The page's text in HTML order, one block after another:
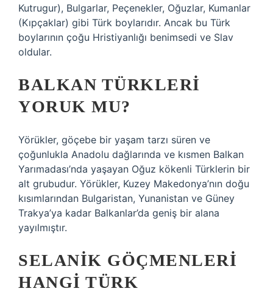
Kutrugur), Bulgarlar, Peçenekler, Oğuzlar, Kumanlar
(Kıpçaklar) gibi Türk boylarıdır. Ancak bu Türk
boylarının çoğu Hristiyanlığı benimsedi ve Slav
oldular.
BALKAN TÜRKLERI
YORUK MU?
Yörükler, göçebe bir yaşam tarzı süren ve
çoğunlukla Anadolu dağlarında ve kısmen Balkan
Yarımadası’nda yaşayan Oğuz kökenli Türklerin bir
alt grubudur. Yörükler, Kuzey Makedonya’nın doğu
kısımlarından Bulgaristan, Yunanistan ve Güney
Trakya’ya kadar Balkanlar’da geniş bir alana
yayılmıştır.
SELANIK GÖÇMENLERI
HANGI TÜRK